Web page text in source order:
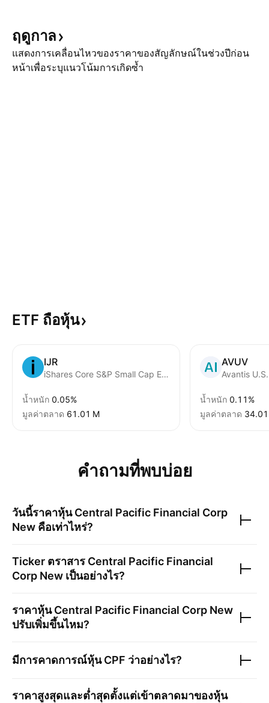
ฤดูกาล
แสดงการเคลื่อนไหวของราคาของสัญลักษณ์ในช่วงปีก่อน
หน้าเพื่อระบุแนวโน้มการเกิดซ้ำ
ETF ถือหุ้น
IJR
iShares Core S&P Small Cap ETF
น้ำหนัก 0.05%
มูลค่าตลาด ‪61.01 M‬
AVUV
น้ำหนัก 0.11%
มูลค่าตลาด
คำถามที่พบบ่อย
วันนี้ราคาหุ้นCentral Pacific Financial Corp
New คือเท่าไหร่?
Ticker ตราสาร Central Pacific Financial
Corp New เป็นอย่างไร?
ราคาหุ้นCentral Pacific Financial Corp New
ปรับเพิ่มขึ้นไหม?
มีการคาดการณ์หุ้นCPF ว่าอย่างไร?
ราคาสูงสุดและต่ำสุดตั้งแต่เข้าตลาดมาของหุ้น